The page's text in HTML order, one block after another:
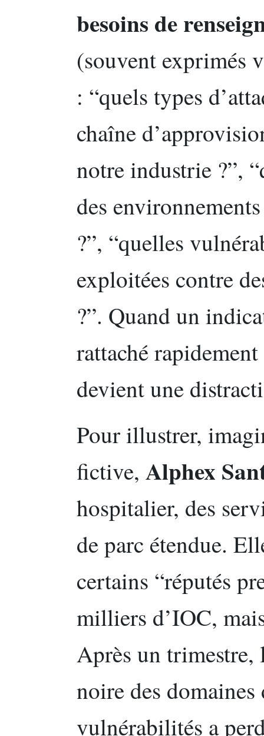
besoins de
(souvent exprimés
: “quels types
chaîne
notre industrie ?”,
des
?”, “quelles
exploitées contre
?”. Quand un
rattaché
devient une
Pour illustrer,
fictive, Alphex
hospitalier, des
de parc étendue.
certains “réputés
milliers d’IOC,
Après un trimestre,
noire des
vulnérabilités a